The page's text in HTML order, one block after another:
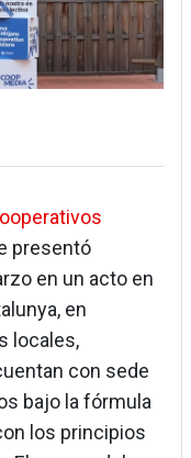
presentó
en un acto en
en
locales,
con sede
bajo la fórmula
los principios